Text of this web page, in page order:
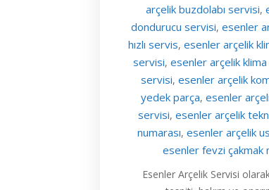
arçelik buzdolabı servisi,
dondurucu servisi,esenler
hızlı servis, esenler arçelik
servisi,esenler arçelik
servisi,esenler arçelik
yedek parça, esenler
servisi, esenler arçelik
numarası,esenler arçelik
esenler fevzi çakmak
Esenler Arçelik Servisi